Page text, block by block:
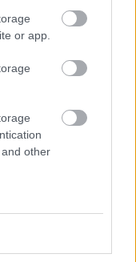
or app.
other
Hogy a
szigorítanak-e
sem, az majd
csapat azt a
hogy nem lesz
megcsinálni a
szárnyának
mennyivel